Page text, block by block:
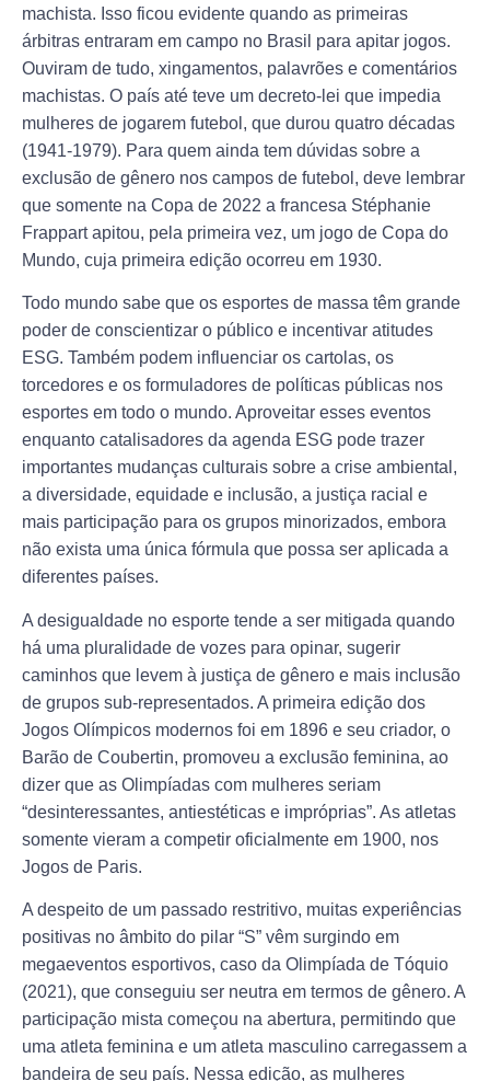
machista. Isso ficou evidente quando as primeiras
árbitras entraram em campo no Brasil para apitar jogos.
Ouviram de tudo, xingamentos, palavrões e comentários
machistas. O país até teve um decreto-lei que impedia
mulheres de jogarem futebol, que durou quatro décadas
(1941-1979). Para quem ainda tem dúvidas sobre a
exclusão de gênero nos campos de futebol, deve lembrar
que somente na Copa de 2022 a francesa Stéphanie
Frappart apitou, pela primeira vez, um jogo de Copa do
Mundo, cuja primeira edição ocorreu em 1930.
Todo mundo sabe que os esportes de massa têm grande
poder de conscientizar o público e incentivar atitudes
ESG. Também podem influenciar os cartolas, os
torcedores e os formuladores de políticas públicas nos
esportes em todo o mundo. Aproveitar esses eventos
enquanto catalisadores da agenda ESG pode trazer
importantes mudanças culturais sobre a crise ambiental,
a diversidade, equidade e inclusão, a justiça racial e
mais participação para os grupos minorizados, embora
não exista uma única fórmula que possa ser aplicada a
diferentes países.
A desigualdade no esporte tende a ser mitigada quando
há uma pluralidade de vozes para opinar, sugerir
caminhos que levem à justiça de gênero e mais inclusão
de grupos sub-representados. A primeira edição dos
Jogos Olímpicos modernos foi em 1896 e seu criador, o
Barão de Coubertin, promoveu a exclusão feminina, ao
dizer que as Olimpíadas com mulheres seriam
“desinteressantes, antiestéticas e impróprias”. As atletas
somente vieram a competir oficialmente em 1900, nos
Jogos de Paris.
A despeito de um passado restritivo, muitas experiências
positivas no âmbito do pilar “S” vêm surgindo em
megaeventos esportivos, caso da Olimpíada de Tóquio
(2021), que conseguiu ser neutra em termos de gênero. A
participação mista começou na abertura, permitindo que
uma atleta feminina e um atleta masculino carregassem a
bandeira de seu país. Nessa edição, as mulheres